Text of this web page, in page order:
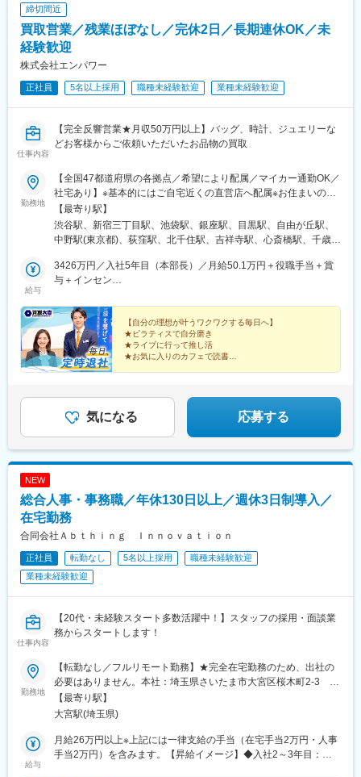
駅、金山駅(愛知県)、伏見駅(愛知県)、博多駅、中洲川端駅、山科
駅、久喜駅、本八幡駅(総武線)、大宮駅(埼玉県)、さっぽろ駅、函
館駅前駅、津軽五所川原駅、田茂山駅、あおば通駅、曽根田駅、
鷹巣駅、工機前駅、佐貫駅、宇都宮駅東口駅、今市駅、中央前橋
駅、西桐生駅、川口駅、北朝霞駅、新代田駅、蓮沼駅、西葛西
駅、牛田駅(東京都)、板橋区役所前駅、京王八王子駅、北品川駅、
赤羽岩淵駅、新宿駅(東京メトロ)、東池袋駅、不動前駅、住吉駅
駅、三越前駅、二重橋前駅、桜街道駅、京成船橋駅、京成千葉
駅、北習志野駅、野田市駅、京成成田駅、仲ノ町駅、逸見駅、新
駅、新魚津駅、北鉄金沢駅、福井駅、新浜松駅、新静岡駅、新豊
橋駅、近鉄名古屋駅、尾張一宮駅、名鉄岐阜駅、名電各務原駅、
新可児駅、ＪＲ河内永和駅、大阪梅田駅(阪急線)、九条駅(京都
府)、田中口駅、山陽姫路駅、西宮駅、山陽明石駅、ハーバーラン
ド駅、宝塚南口駅、新伊丹駅、芦屋川駅、上栄町駅、新八日市
駅、高松築港駅、眉山ロープウェイ山麓駅、西鉄福岡駅、鹿児島
駅前駅、熊本駅前駅、長崎駅前駅、佐世保中央駅、神泉駅、岩本
橋駅、大阪阿部野橋駅、東別院駅、丸の内駅(愛知県)、祇園駅(福
岡県)、櫛田神社前駅、京阪山科駅、本八幡駅(都営線)、北１２条
駅、松風町駅、広瀬通駅、東宿郷駅、下北沢駅、京成関屋駅、新
宿駅、都電雑司ケ谷駅、麻布十番駅、京成上野駅、立川南駅、茅
場町駅、京橋駅(東京都)、東海神駅、栄町駅(千葉県)、汐入駅、高
一通り駅、日吉町駅、駅前駅、名鉄名古屋駅、河内永和駅、大阪
梅田駅(阪神線)、東寺駅、阪神国道駅、西新町駅、高速神戸駅、芦
屋駅(阪神線)、西川緑道公園駅、猿猴橋町駅、高知橋駅、大手町駅
世保駅、末広町駅(東京都)、下落合駅、武蔵溝ノ口駅、なんば駅
締切間近
買取営業／残業ほぼなし／完休2日／長期連休OK／未
経験歓迎
株式会社エンパワー
正社員 5名以上採用 職種未経験歓迎 業種未経験歓迎
仕事内容
【完全反響営業★月収50万円以上】バッグ、時計、ジュエリーな
どお客様からご依頼いただいたお品物の買取
勤務地
【全国47都道府県の各拠点／希望により配属／マイカー通勤OK／
社宅あり】※基本的にはご自宅近くの直営店へ配属※お住まいのエ
リアや配属先の人員状況により、入社後に他県の直営店に出張
し、経験を積んでいただく可能性あり★U・Iターン歓迎 ★マイ
カー通勤OK（規定あり。詳細はお問い合わせください）＜募集エ
城県・山形県・福島県◆関東東京都・神奈川県・千葉県・埼玉
県・茨城県・栃木県・群馬県◆中部山梨県・新潟県・富山県・石
滋賀県・京都府・大阪府・兵庫県・和歌山県・奈良県◆中国・四
国鳥取県・島根県・岡山県・広島県・山口県・香川県・愛媛県・
高知県・徳島県◆九州・沖縄福岡県・佐賀県・長崎県・熊本県・
大分県・宮崎県・鹿児島県・沖縄県☆最近では全国の「イオン」
「ららぽーと」「イトーヨーカドー」「ダイナシティ」など大型
に、気軽に当店に立ち寄る方が増加中。さらなる企業拡大を目指
しています。
【最寄り駅】
渋谷駅、新宿三丁目駅、池袋駅、銀座駅、目黒駅、自由が丘駅、
中野駅(東京都)、荻窪駅、北千住駅、吉祥寺駅、心斎橋駅、千歳駅
条駅、環状通東駅、高砂駅(北海道)、発寒南駅、本八戸駅、一ノ関
駅、前沢駅、秋田駅、鏡石駅、いわき駅、郡山富田駅、荒川沖
駅、南越谷駅、上尾駅、加茂宮駅、和光市駅、入曽駅、高坂駅、
朝霞駅、中浦和駅、武蔵浦和駅、鶴瀬駅、東鷲宮駅、新座駅、川
口駅、松戸駅、北柏駅、柏駅、新浦安駅、市川駅、京成船橋駅、
海浜幕張駅、稲毛駅、四街道駅、おゆみ野駅、五井駅、新船橋
駅、馬込沢駅、松岸駅、平井駅(東京都)、葛西駅、秋川駅、豊田
府中駅(東京都)、聖蹟桜ケ丘駅、上野御徒町駅、豊洲駅、二子玉川
駅、三軒茶屋駅、田園調布駅、町田駅、すずかけ台駅、溝の口
知県)、町方駅、荒子川公園駅、小牧駅、稲沢駅、新守山駅、荒子
駅、鶴舞駅、観音寺駅(愛知県)、平田町駅、桔梗が丘駅、南が丘
駅、堅田駅、野洲駅、瀬田駅(滋賀県)、堺東駅、大正駅(大阪府)、
川西駅(大阪府)、河内長野駅、深江橋駅、日根野駅、堺駅、万博記
念公園駅、富木駅、池田駅(大阪府)、南ウッディタウン駅、三田駅
(兵庫県)、大久保駅(兵庫県)、多田駅(兵庫県)、元町駅(兵庫県)、鼓
山下駅、南岩国駅、周防花岡駅、柳井駅、今治駅、御井駅、平和
通駅、下曽根駅、大野城駅、二島駅、折尾駅、西鉄福岡駅、博多
県)、橋本駅(福岡県)、唐人町駅、天神駅、鳥栖駅、道ノ尾駅、長
崎駅(長崎県)、神泉駅、新宿駅(東京メトロ)、東銀座駅、奥沢駅、
長堀橋駅、本川越駅、新越谷駅、市川真間駅、船橋駅、京成稲毛
駅、東海神駅、京王八王子駅、つつじケ丘駅、府中競馬正門前
駅、御徒町駅、新豊洲駅、西太子堂駅、武蔵溝ノ口駅、京急川崎
駅、石上駅、江端駅、加納駅(岐阜県)、各務ケ原駅、津島駅、ドー
ム前駅、大小路駅、公園東口駅、三田本町駅、旧居留地・大丸前
駅、城下駅(岡山県)、宇品四丁目駅、段原一丁目駅、祇園駅(福岡
給与
3426万円／入社5年目（本部長）／月給50.1万円＋役職手当＋賞
与＋インセン
与＋インセン
【自分の理想が叶うワクワクする毎日へ】
★ピラティスで自分磨き
★ライブに行って推し活
★お気に入りのカフェで読書
気になる 応募する
NEW
総合人事・事務職／年休130日以上／週休3日制導入／
在宅勤務
合同会社Ａｂｔｈｉｎｇ Ｉｎｎｏｖａｔｉｏｎ
正社員 転勤なし 5名以上採用
職種未経験歓迎
業種未経験歓迎
仕事内容
【20代・未経験スタート多数活躍中！】スタッフの採用・面談業
務からスタートします！
勤務地
【転勤なし／フルリモート勤務】★完全在宅勤務のため、出社の
必要はありません。本社：埼玉県さいたま市大宮区桜木町2-3 大
宮マルイ7Ｆ
【最寄り駅】
大宮駅(埼玉県)
給与
月給26万円以上※上記には一律支給の手当（在宅手当2万円・人事
手当2万円）を含みます。【昇給イメージ】◆入社2～3年目：月